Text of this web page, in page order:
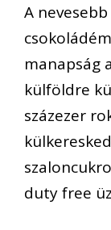
A
manapság
külföldre
százezer
szaloncukro
duty free